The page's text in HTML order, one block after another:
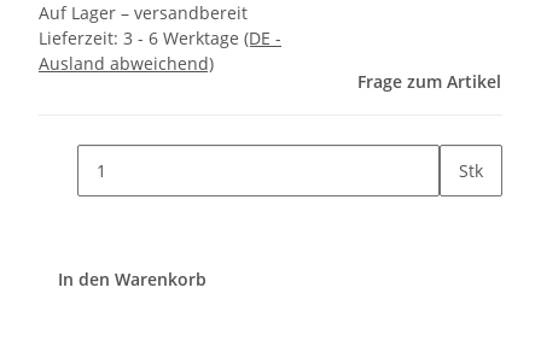
Auf Lager – versandbereit
Lieferzeit: 3 - 6 Werktage (DE -
Ausland abweichend)
Frage zum Artikel
Stk
In den Warenkorb